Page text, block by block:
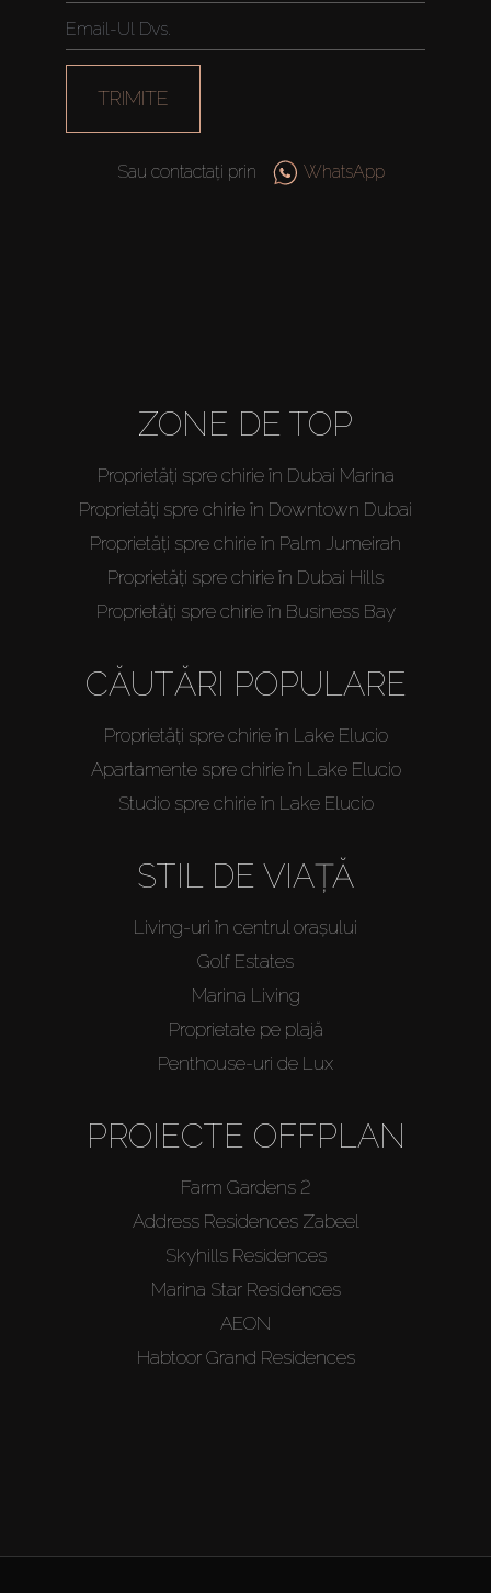
TRIMITE
Sau contactați prin WhatsApp
ZONE DE TOP
Proprietăți spre chirie în Dubai Marina
Proprietăți spre chirie în Downtown Dubai
Proprietăți spre chirie în Palm Jumeirah
Proprietăți spre chirie în Dubai Hills
Proprietăți spre chirie în Business Bay
CĂUTĂRI POPULARE
Proprietăți spre chirie în Lake Elucio
Apartamente spre chirie în Lake Elucio
Studio spre chirie în Lake Elucio
STIL DE VIAȚĂ
Living-uri în centrul orașului
Golf Estates
Marina Living
Proprietate pe plajă
Penthouse-uri de Lux
PROIECTE OFFPLAN
Farm Gardens 2
Address Residences Zabeel
Skyhills Residences
Marina Star Residences
AEON
Habtoor Grand Residences